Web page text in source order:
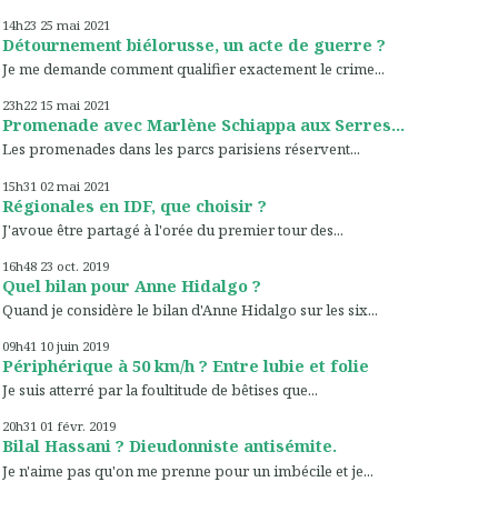
14h23 25 mai 2021
Détournement biélorusse, un acte de guerre ?
Je me demande comment qualifier exactement le crime...
23h22 15 mai 2021
Promenade avec Marlène Schiappa aux Serres...
Les promenades dans les parcs parisiens réservent...
15h31 02 mai 2021
Régionales en IDF, que choisir ?
J'avoue être partagé à l'orée du premier tour des...
16h48 23 oct. 2019
Quel bilan pour Anne Hidalgo ?
Quand je considère le bilan d'Anne Hidalgo sur les six...
09h41 10 juin 2019
Périphérique à 50 km/h ? Entre lubie et folie
Je suis atterré par la foultitude de bêtises que...
20h31 01 févr. 2019
Bilal Hassani ? Dieudonniste antisémite.
Je n'aime pas qu'on me prenne pour un imbécile et je...